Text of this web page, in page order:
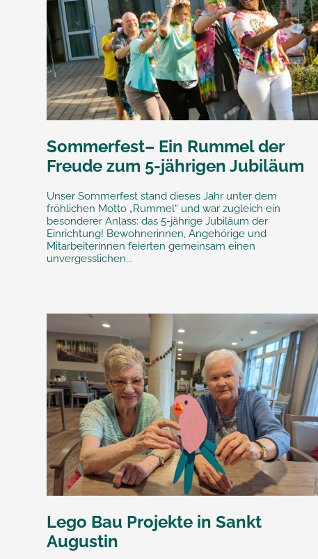
Sommerfest– Ein Rummel der
Freude zum 5-jährigen Jubiläum
Unser Sommerfest stand dieses Jahr unter dem
fröhlichen Motto „Rummel“ und war zugleich ein
besonderer Anlass: das 5-jährige Jubiläum der
Einrichtung! Bewohnerinnen, Angehörige und
Mitarbeiterinnen feierten gemeinsam einen
unvergesslichen...
Lego Bau Projekte in Sankt
Augustin